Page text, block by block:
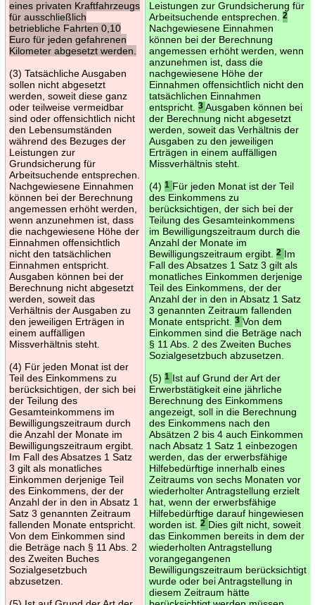
eines privaten Kraftfahrzeugs
für ausschließlich
betriebliche Fahrten 0,10
Euro für jeden gefahrenen
Kilometer abgesetzt werden.
(3) Tatsächliche Ausgaben
sollen nicht abgesetzt
werden, soweit diese ganz
oder teilweise vermeidbar
sind oder offensichtlich nicht
den Lebensumständen
während des Bezuges der
Leistungen zur
Grundsicherung für
Arbeitsuchende entsprechen.
Nachgewiesene Einnahmen
können bei der Berechnung
angemessen erhöht werden,
wenn anzunehmen ist, dass
die nachgewiesene Höhe der
Einnahmen offensichtlich
nicht den tatsächlichen
Einnahmen entspricht.
Ausgaben können bei der
Berechnung nicht abgesetzt
werden, soweit das
Verhältnis der Ausgaben zu
den jeweiligen Erträgen in
einem auffälligen
Missverhältnis steht.
(4) Für jeden Monat ist der
Teil des Einkommens zu
berücksichtigen, der sich bei
der Teilung des
Gesamteinkommens im
Bewilligungszeitraum durch
die Anzahl der Monate im
Bewilligungszeitraum ergibt.
Im Fall des Absatzes 1 Satz
3 gilt als monatliches
Einkommen derjenige Teil
des Einkommens, der der
Anzahl der in den in Absatz 1
Satz 3 genannten Zeitraum
fallenden Monate entspricht.
Von dem Einkommen sind
die Beträge nach § 11 Abs. 2
des Zweiten Buches
Sozialgesetzbuch
abzusetzen.
Leistungen zur Grundsicherung für
Arbeitsuchende entsprechen.
2
Nachgewiesene Einnahmen
können bei der Berechnung
angemessen erhöht werden, wenn
anzunehmen ist, dass die
nachgewiesene Höhe der
Einnahmen offensichtlich nicht den
tatsächlichen Einnahmen
entspricht.
3 Ausgaben können bei
der Berechnung nicht abgesetzt
werden, soweit das Verhältnis der
Ausgaben zu den jeweiligen
Erträgen in einem auffälligen
Missverhältnis steht.
(4) 1 Für jeden Monat ist der Teil
des Einkommens zu
berücksichtigen, der sich bei der
Teilung des Gesamteinkommens
im Bewilligungszeitraum durch die
Anzahl der Monate im
Bewilligungszeitraum ergibt.
2 Im
Fall des Absatzes 1 Satz 3 gilt als
monatliches Einkommen derjenige
Teil des Einkommens, der der
Anzahl der in den in Absatz 1 Satz
3 genannten Zeitraum fallenden
Monate entspricht.
3 Von dem
Einkommen sind die Beträge nach
§ 11 Abs. 2 des Zweiten Buches
Sozialgesetzbuch abzusetzen.
(5) 1 Ist auf Grund der Art der
Erwerbstätigkeit eine jährliche
Berechnung des Einkommens
angezeigt, soll in die Berechnung
des Einkommens nach den
Absätzen 2 bis 4 auch Einkommen
nach Absatz 1 Satz 1 einbezogen
werden, das der erwerbsfähige
Hilfebedürftige innerhalb eines
Zeitraums von sechs Monaten vor
wiederholter Antragstellung erzielt
hat, wenn der erwerbsfähige
Hilfebedürftige darauf hingewiesen
worden ist.
2 Dies gilt nicht, soweit
das Einkommen bereits in dem der
wiederholten Antragstellung
vorangegangenen
Bewilligungszeitraum berücksichtigt
wurde oder bei Antragstellung in
diesem Zeitraum hätte